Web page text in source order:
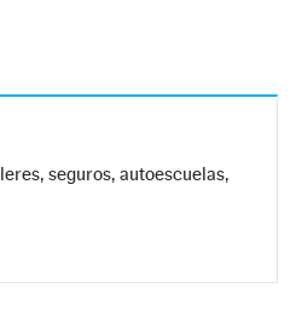
seguros, autoescuelas,